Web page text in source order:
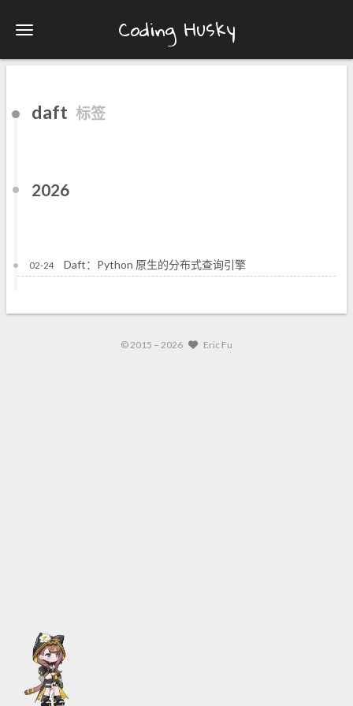
Coding Husky
daft 标签
2026
02-24 Daft：Python 原生的分布式查询引擎
© 2015 – 2026 Eric Fu